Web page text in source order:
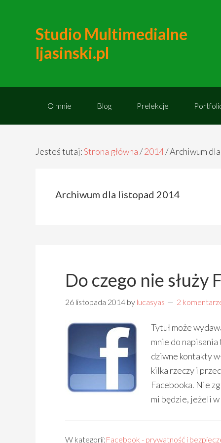
Studio Multimedialne
ljasinski.pl
O mnie Blog Prelekcje
Jesteś tutaj:Strona główna/2014/Archiwum
Archiwum dla listopad 2014
Do czego nie służy
26 listopada 2014 by lucasyas 2
Tytuł może
mnie do
dziwne kontakty
kilka rzeczy i
Facebooka. Nie
mi będzie, jeżeli
W kategorii:Facebook - prywatność i